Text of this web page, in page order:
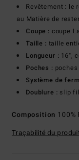
Revêtement : le
au Matière de
Coupe : coupe
Taille : taille
Longueur : 16",
Poches :
Système de
Doublure : slip
Composition 100%
Traçabilité du